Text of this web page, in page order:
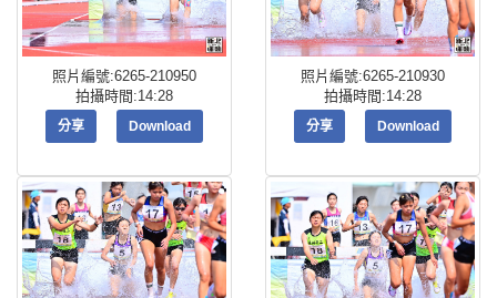
照片編號:6265-210950
拍攝時間:14:28
分享 Download
照片編號:6265-210930
拍攝時間:14:28
分享 Download